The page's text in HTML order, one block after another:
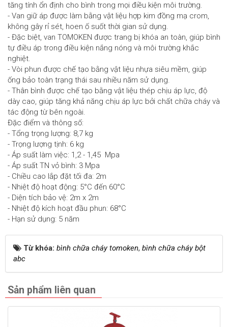
tăng tính ổn định cho bình trong mọi điều kiện môi trường.
- Van giữ áp được làm bằng vật liệu hợp kim đồng mạ crom,
không gây rỉ sét, hoen ố suốt thời gian sử dụng.
- Đặc biệt, van TOMOKEN được trang bị khóa an toàn, giúp bình
tự điều áp trong điều kiện nắng nóng và môi trường khắc
nghiệt.
- Vòi phun được chế tạo bằng vật liệu nhựa siêu mềm, giúp
ống bảo toàn trạng thái sau nhiều năm sử dụng.
- Thân bình được chế tạo bằng vật liệu thép chịu áp lực, độ
dày cao, giúp tăng khả năng chịu áp lực bởi chất chữa cháy và
tác động từ bên ngoài.
Đặc điểm và thông số:
- Tổng trọng lượng: 8,7 kg
- Trọng lượng tịnh: 6 kg
- Áp suất làm việc: 1,2 - 1,45 Mpa
- Áp suất TN vỏ bình: 3 Mpa
- Chiều cao lắp đặt tối đa: 2m
- Nhiệt độ hoạt động: 5°C đến 60°C
- Diện tích bảo vệ: 2m x 2m
- Nhiệt độ kích hoạt đầu phun: 68°C
- Hạn sử dụng: 5 năm
Từ khóa: bình chữa cháy tomoken, bình chữa cháy bột
abc
Sản phẩm liên quan